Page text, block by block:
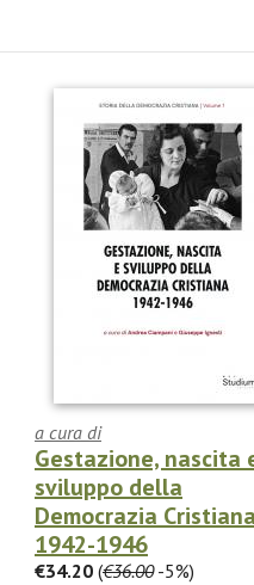
a cura di
Gestazione, nascita
sviluppo della
Democrazia
1942-1946
€34.20 (€36.00-5%)